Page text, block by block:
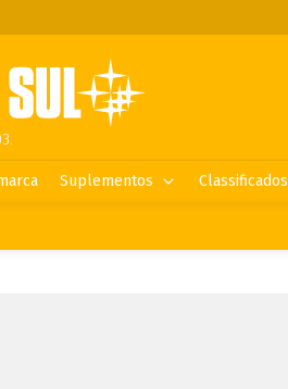
Suplementos Classificados